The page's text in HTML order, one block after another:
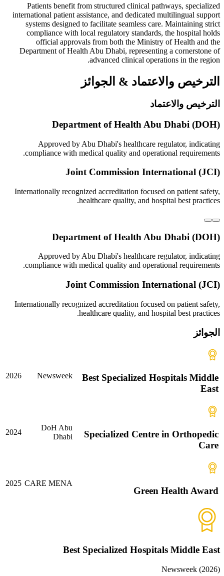
Patients benefit from structured clinical pathways, specialized
international patient assistance, and dedicated multilingual support
systems designed to facilitate seamless care. Maintaining strict
compliance with local regulatory standards, the hospital holds
official approvals from both the Ministry of Health and the
Department of Health Abu Dhabi, representing a cornerstone of
advanced clinical operations in the region.
الترخيص والاعتماد & الجوائز
الترخيص والاعتماد
Department of Health Abu Dhabi (DOH)
Approved by Abu Dhabi's healthcare regulator, indicating
compliance with medical quality and operational requirements.
Joint Commission International (JCI)
Internationally recognized accreditation focused on patient safety,
healthcare quality, and hospital best practices.
Department of Health Abu Dhabi (DOH)
Approved by Abu Dhabi's healthcare regulator, indicating
compliance with medical quality and operational requirements.
Joint Commission International (JCI)
Internationally recognized accreditation focused on patient safety,
healthcare quality, and hospital best practices.
الجوائز
Best Specialized Hospitals Middle
East
Newsweek
2026
Specialized Centre in Orthopedic
Care
DoH Abu
Dhabi
2024
Green Health Award
CARE MENA
2025
Best Specialized Hospitals Middle East
Newsweek (2026)